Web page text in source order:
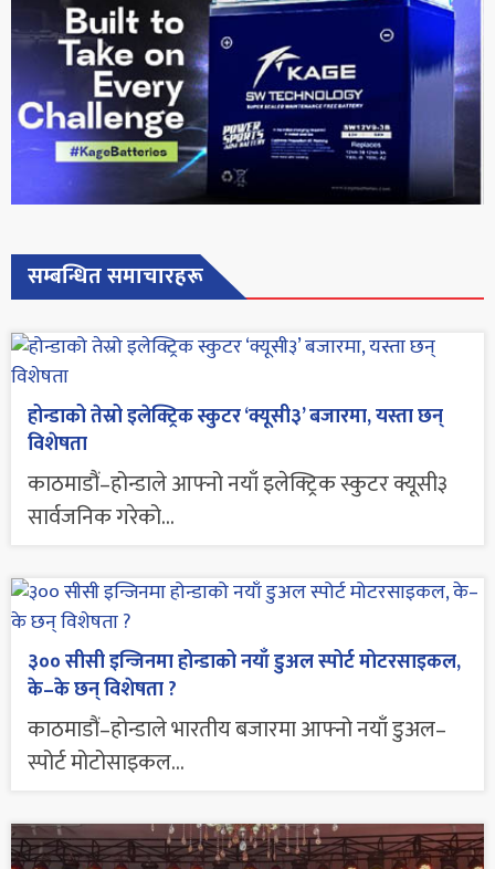
सम्बन्धित समाचारहरू
होन्डाको तेस्रो इलेक्ट्रिक स्कुटर ‘क्यूसी३’ बजारमा, यस्ता छन्
विशेषता
काठमाडौं–होन्डाले आफ्नो नयाँ इलेक्ट्रिक स्कुटर क्यूसी३
सार्वजनिक गरेको...
३०० सीसी इन्जिनमा होन्डाको नयाँ डुअल स्पोर्ट मोटरसाइकल,
के–के छन् विशेषता ?
काठमाडौं–होन्डाले भारतीय बजारमा आफ्नो नयाँ डुअल–
स्पोर्ट मोटोसाइकल...